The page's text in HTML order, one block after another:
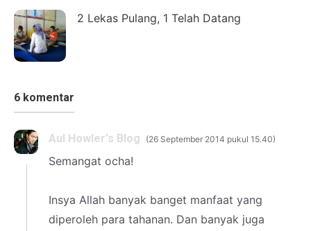
2 Lekas Pulang, 1 Telah Datang
6 komentar
Aul Howler's Blog 26 September 2014 pukul 15.40
Semangat ocha!
Insya Allah banyak banget manfaat yang
diperoleh para tahanan. Dan banyak juga